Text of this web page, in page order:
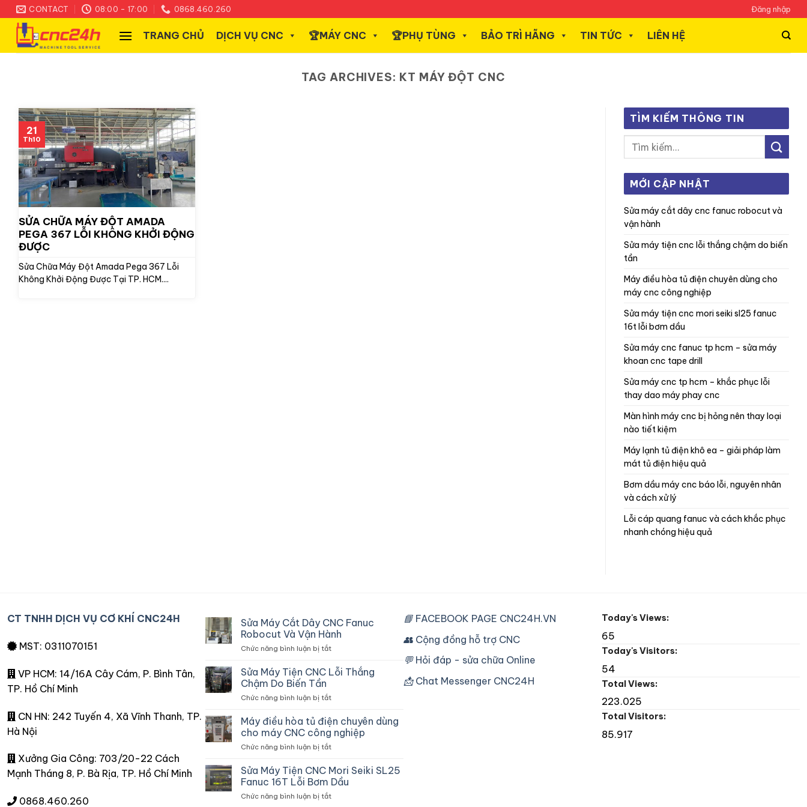
Skip
to
content
CONTACT 08:00 - 17:00 0868.460.260 Đăng nhập
TRANG CHỦ DỊCH VỤ CNC ️🏆MÁY CNC ️🏆PHỤ TÙNG BẢO TRÌ HÃNG TIN TỨC LIÊN HỆ
TAG ARCHIVES: KT MÁY ĐỘT CNC
SỬA CHỮA MÁY ĐỘT AMADA
PEGA 367 LỖI KHÔNG KHỞI ĐỘNG
ĐƯỢC
Sửa Chữa Máy Đột Amada Pega 367 Lỗi
Không Khởi Động Được Tại TP. HCM....
21
Th10
TÌM KIẾM THÔNG TIN
MỚI CẬP NHẬT
sửa máy cắt dây cnc fanuc robocut và
vận hành
sửa máy tiện cnc lỗi thắng chậm do biến
tần
máy điều hòa tủ điện chuyên dùng cho
máy cnc công nghiệp
sửa máy tiện cnc mori seiki sl25 fanuc
16t lỗi bơm dầu
sửa máy cnc fanuc tp hcm – sửa máy
khoan cnc tape drill
sửa máy cnc tp hcm – khắc phục lỗi
thay dao máy phay cnc
màn hình máy cnc bị hỏng nên thay loại
nào tiết kiệm
máy lạnh tủ điện khô ea – giải pháp làm
mát tủ điện hiệu quả
bơm dầu máy cnc báo lỗi, nguyên nhân
và cách xử lý
lỗi cáp quang fanuc và cách khắc phục
nhanh chóng hiệu quả
CT TNHH DỊCH VỤ CƠ KHÍ CNC24H
MST: 0311070151
VP HCM: 14/16A Cây Cám, P. Bình Tân,
TP. Hồ Chí Minh
CN HN: 242 Tuyến 4, Xã Vĩnh Thanh, TP.
Hà Nội
Xưởng Gia Công: 703/20-22 Cách
Mạnh Tháng 8, P. Bà Rịa, TP. Hồ Chí Minh
0868.460.260
Sửa Máy Cắt Dây CNC Fanuc
Robocut Và Vận Hành
Chức năng bình luận bị tắtở
Máy
Cắt
CNC
Robocut
Và
Vận
Hành
Sửa Máy Tiện CNC Lỗi Thắng
Chậm Do Biến Tần
Chức năng bình luận bị tắtở
Máy
CNC
Lỗi
Chậm
Do
Tần
Máy điều hòa tủ điện chuyên dùng
cho máy CNC công nghiệp
Chức năng bình luận bị tắtở
điều
hòa
tủ
điện
Sửa Máy Tiện CNC Mori Seiki SL25
Fanuc 16T Lỗi Bơm Dầu
Chức năng bình luận bị tắtở
📘 FACEBOOK PAGE CNC24H.VN
👥 Cộng đồng hỗ trợ CNC
💬Hỏi đáp - sửa chữa Online
📩Chat Messenger CNC24H
Today's Views:
65
Today's Visitors:
54
Total Views:
223.025
Total Visitors:
85.917